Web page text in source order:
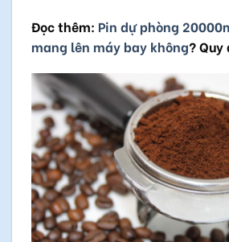
Đọc thêm: Pin dự phòng
mang lên máy bay không?